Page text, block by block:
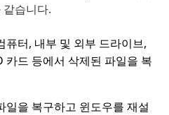
습니다.
퓨터, 내부 및 외부 드라이브,
카드 등에서 삭제된 파일을 복
일을 복구하고 윈도우를 재설